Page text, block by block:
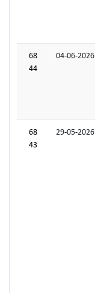
68
44
04-06-2026
68
43
29-05-2026